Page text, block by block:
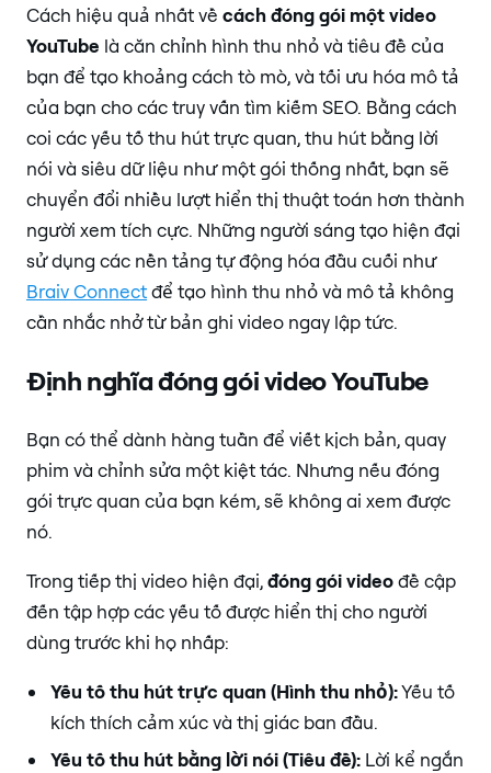
Cách hiệu quả nhất về cách đóng gói một video
YouTube là căn chỉnh hình thu nhỏ và tiêu đề của
bạn để tạo khoảng cách tò mò, và tối ưu hóa mô tả
của bạn cho các truy vấn tìm kiếm SEO. Bằng cách
coi các yếu tố thu hút trực quan, thu hút bằng lời
nói và siêu dữ liệu như một gói thống nhất, bạn sẽ
chuyển đổi nhiều lượt hiển thị thuật toán hơn thành
người xem tích cực. Những người sáng tạo hiện đại
sử dụng các nền tảng tự động hóa đầu cuối như
Braiv Connectđể tạo hình thu nhỏ và mô tả không
cần nhắc nhở từ bản ghi video ngay lập tức.
Định nghĩa đóng gói video YouTube
Bạn có thể dành hàng tuần để viết kịch bản, quay
phim và chỉnh sửa một kiệt tác. Nhưng nếu đóng
gói trực quan của bạn kém, sẽ không ai xem được
nó.
Trong tiếp thị video hiện đại,đóng gói videođề cập
đến tập hợp các yếu tố được hiển thị cho người
dùng trước khi họ nhấp:
Yếu tố thu hút trực quan (Hình thu nhỏ):Yếu tố
kích thích cảm xúc và thị giác ban đầu.
Yếu tố thu hút bằng lời nói (Tiêu đề): Lời kể ngắn